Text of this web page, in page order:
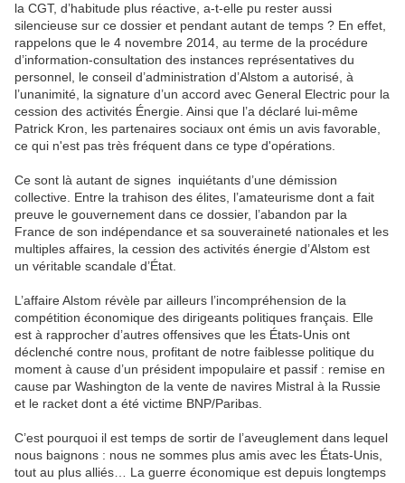
la CGT, d’habitude plus réactive, a-t-elle pu rester aussi
silencieuse sur ce dossier et pendant autant de temps ? En effet,
rappelons que le 4 novembre 2014, au terme de la procédure
d’information-consultation des instances représentatives du
personnel, le conseil d’administration d’Alstom a autorisé, à
l’unanimité, la signature d’un accord avec General Electric pour la
cession des activités Énergie. Ainsi que l’a déclaré lui-même
Patrick Kron, les partenaires sociaux ont émis un avis favorable,
ce qui n'est pas très fréquent dans ce type d'opérations.
Ce sont là autant de signes inquiétants d’une démission
collective. Entre la trahison des élites, l’amateurisme dont a fait
preuve le gouvernement dans ce dossier, l’abandon par la
France de son indépendance et sa souveraineté nationales et les
multiples affaires, la cession des activités énergie d’Alstom est
un véritable scandale d’État.
L’affaire Alstom révèle par ailleurs l’incompréhension de la
compétition économique des dirigeants politiques français. Elle
est à rapprocher d’autres offensives que les États-Unis ont
déclenché contre nous, profitant de notre faiblesse politique du
moment à cause d’un président impopulaire et passif : remise en
cause par Washington de la vente de navires Mistral à la Russie
et le racket dont a été victime BNP/Paribas.
C’est pourquoi il est temps de sortir de l’aveuglement dans lequel
nous baignons : nous ne sommes plus amis avec les États-Unis,
tout au plus alliés… La guerre économique est depuis longtemps